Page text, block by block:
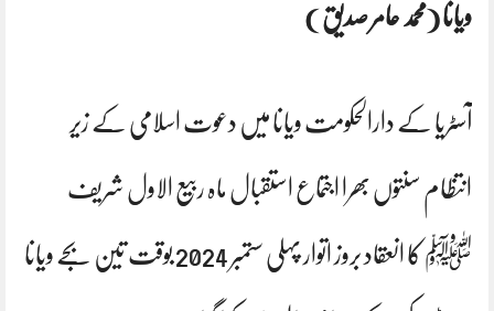
ویانا (محمد عامر صدیق )
آسٹریا کے دارالحکومت ویانا میں دعوت اسلامی کے زیر
انتظام سنتوں بھرا اجتماع استقبال ماہ ربیع الاول شریف
ﷺ کا انعقاد بروز اتوار پہلی ستمبر 2024 بوقت تین بجے ویانا